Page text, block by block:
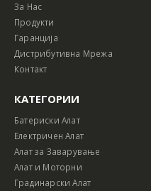
За Нас
Продукти
Гаранција
Дистрибутивна Мрежа
Контакт
КАТЕГОРИИ
Батериски Алат
Електричен Алат
Алат за Заварување
Алат и Моторни
Градинарски Алат